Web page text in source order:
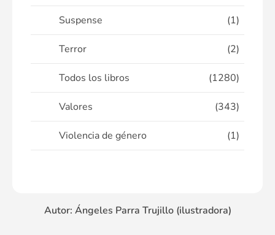
Suspense (1)
Terror (2)
Todos los libros (1280)
Valores (343)
Violencia de género (1)
Autor: Ángeles Parra Trujillo (ilustradora)